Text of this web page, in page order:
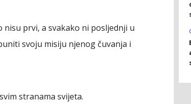
nisu prvi, a svakako ni posljednji u
svoju misiju njenog čuvanja i
stranama svijeta.